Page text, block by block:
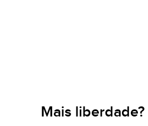
Mais liberdade?